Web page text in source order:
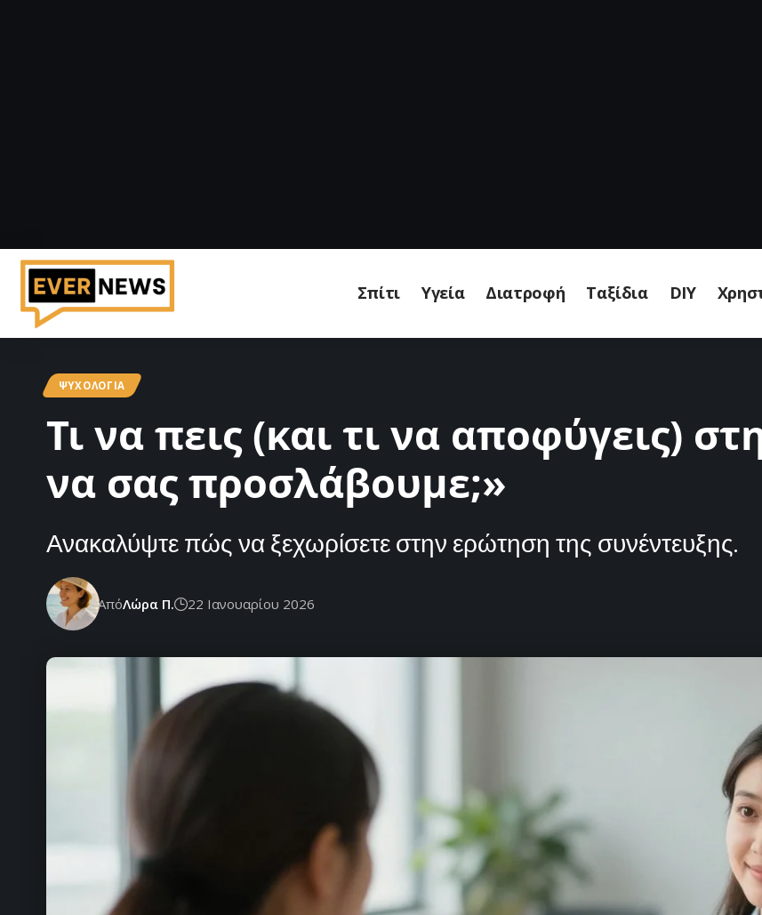
Σπίτι Υγεία Διατροφή Ταξίδια DIY
ΨΥΧΟΛΟΓΊΑ
Τι να πεις (και τι να αποφύγεις)
να σας προσλάβουμε;»
Ανακαλύψτε πώς να ξεχωρίσετε στην ερώτηση της συνέντευξης.
ΑπόΛώρα Π. 22 Ιανουαρίου 2026